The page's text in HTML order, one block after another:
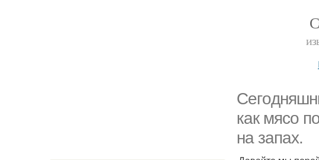
как мяco
на запах.